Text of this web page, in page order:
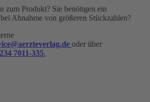
zum Produkt? Sie benötigen ein
Abnahme von größeren Stückzahlen?
oder über
7011-335.